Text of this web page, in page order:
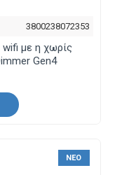
3800238072353
με η χωρίς
Gen4
ΝΈΟ